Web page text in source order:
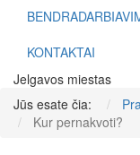
KONTAKTAI
Jelgavos miestas
Jūs esate čia:
Kur pernakvoti?